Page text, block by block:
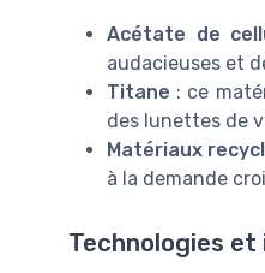
Acétate de
audacieuses et
Titane : ce
des lunettes de
Matériaux
à la demande
Technologies et